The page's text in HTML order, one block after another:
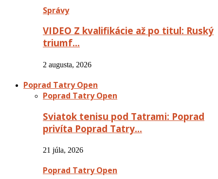
Správy
VIDEO Z kvalifikácie až po titul: Ruský
triumf…
2 augusta, 2026
Poprad Tatry Open
Poprad Tatry Open
Sviatok tenisu pod Tatrami: Poprad
privíta Poprad Tatry…
21 júla, 2026
Poprad Tatry Open